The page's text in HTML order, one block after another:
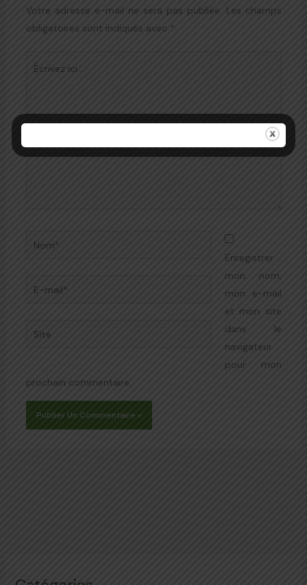
Votre adresse e-mail ne sera pas publiée. Les champs
obligatoires sont indiqués avec *
Nom*
E-
Site
Enregistrer
mon nom,
mon e-mail
et mon site
dans le
navigateur
pour mon
prochain commentaire.